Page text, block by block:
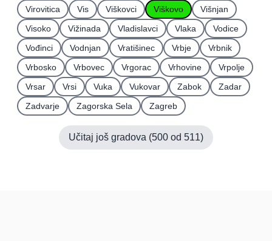
Virovitica
Vis Viškovci Viškovo
Višnjan
Visoko
Vižinada Vladislavci Vlaka
Vodice
Vođinci
Vodnjan Vratišinec Vrbje
Vrbnik
Vrbosko
Vrbovec Vrgorac Vrhovine
Vrpolje
Vrsar
Vrsi Vuka Vukovar Zabok
Zadar
Zadvarje
Zagorska Sela Zagreb
Učitaj još gradova (500 od 511)